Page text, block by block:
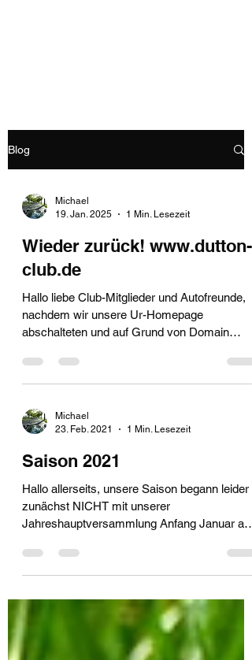
Blog
Michael
19. Jan. 2025
1 Min. Lesezeit
Wieder zurück! www.dutton-
club.de
Hallo liebe Club-Mitglieder und Autofreunde,
nachdem wir unsere Ur-Homepage
abschalteten und auf Grund von Domain
Michael
23. Feb. 2021
1 Min. Lesezeit
Saison 2021
Hallo allerseits, unsere Saison begann leider
zunächst NICHT mit unserer
Jahreshauptversammlung Anfang Januar aus